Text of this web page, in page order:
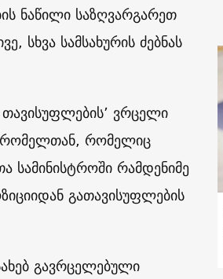
ნაწილი საზღვარგარეთ
სხვა სამსახურის ძებნას
ვრცელი
რომელიც
სამინისტროში რამდენიმე
გათავისუფლების
გავრცელებული